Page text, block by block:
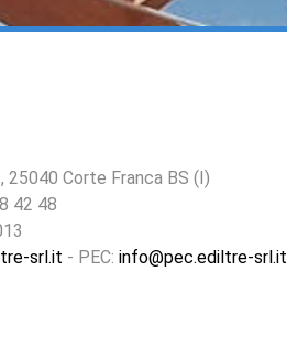
25040 Corte Franca BS (I)
42 48
srl.it - PEC: info@pec.ediltre-srl.it